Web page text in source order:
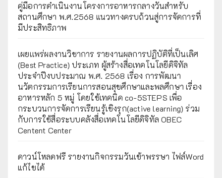
คู่มือการดำเนินงานโครงการอาหารกลางวันสำหรับ
สถานศึกษา พ.ศ.2568 แนวทางครบถ้วนสู่การจัดการที่
มีประสิทธิภาพ
เผยเเพร่ผลงานวิชาการ รายงานผลการปฏิบัติที่เป็นเลิศ
(Best Practice) ประเภท ผู้สร้างสื่อเทคโนโลยีดิจิทัล
ประจำปีงบประมาณ พ.ศ. 2568 เรื่อง การพัฒนา
นวัตกรรมการเรียนการสอนสุขศึกษาและพลศึกษา เรื่อง
อาหารหลัก 5 หมู่ โดยใช้เทคนิค co-5STEPS เพื่อ
กระบวนการจัดการเรียนรู้เชิงรุก(active learning) ร่วม
กับการใช้สื่อระบบคลังสื่อเทคโนโลยีดิจิทัล OBEC
Centent Center
ดาวน์โหลดฟรี รายงานกิจกรรมวันเข้าพรรษา ไฟล์Word
แก้ไขได้